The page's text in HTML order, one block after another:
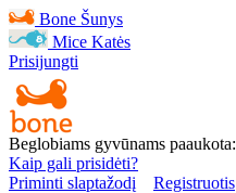
Bone Šunys
Mice Katės
Prisijungti
Beglobiams gyvūnams paaukota:
Kaip gali prisidėti?
Priminti slaptažodį
Registruotis